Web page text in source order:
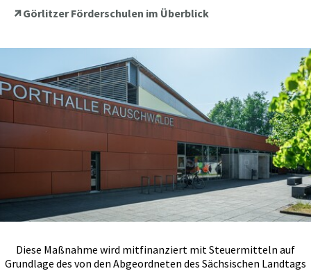
Görlitzer Förderschulen im Überblick
Diese Maßnahme wird mitfinanziert mit Steuermitteln auf
Grundlage des von den Abgeordneten des Sächsischen Landtags